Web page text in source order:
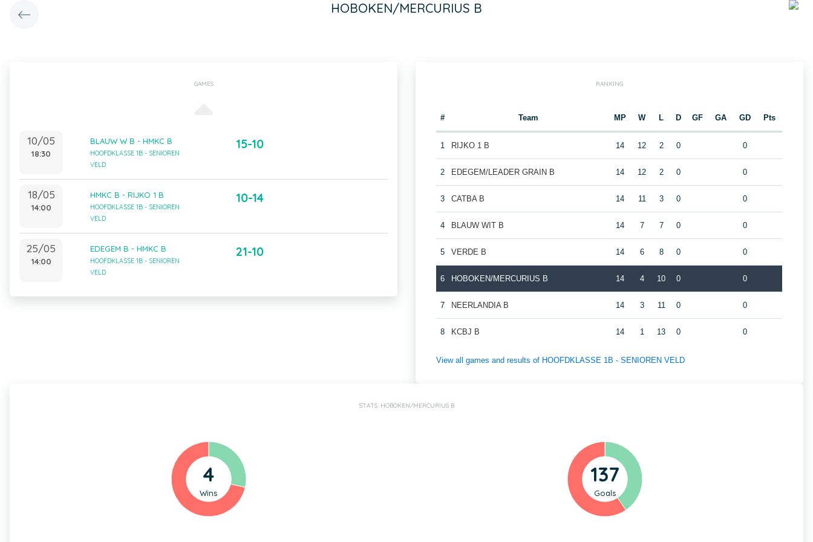
HOBOKEN/MERCURIUS B
GAMES
10/05
18:30
BLAUW W B - HMKC B
HOOFDKLASSE 1B - SENIOREN
VELD
15-10
18/05
14:00
HMKC B - RIJKO 1 B
HOOFDKLASSE 1B - SENIOREN
VELD
10-14
25/05
14:00
EDEGEM B - HMKC B
HOOFDKLASSE 1B - SENIOREN
VELD
21-10
RANKING
# Team MP W L D GF GA GD Pts
1 RIJKO 1 B 14 12 2 0 0
2 EDEGEM/LEADER GRAIN B 14 12 2 0 0
3 CATBA B 14 11 3 0 0
4 BLAUW WIT B 14 7 7 0 0
5 VERDE B 14 6 8 0 0
6 HOBOKEN/MERCURIUS B 14 4 10 0 0
7 NEERLANDIA B 14 3 11 0 0
8 KCBJ B 14 1 13 0 0
View all games and results of HOOFDKLASSE 1B - SENIOREN VELD
STATS: HOBOKEN/MERCURIUS B
4
Wins
137
Goals